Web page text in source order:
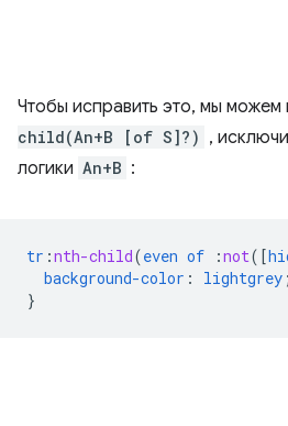
Чтобы исправить это, мы можем
child(An+B [of S]?) ,
логики An+B :
tr :nth-child(even of :not([
background-color : lightgrey ;
}